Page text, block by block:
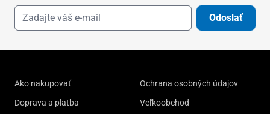
Odoslať
Ako nakupovať
Doprava a platba
Ochrana osobných údajov
Veľkoobchod